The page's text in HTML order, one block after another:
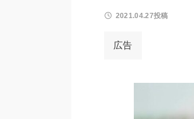
2021.04.27投稿
広告